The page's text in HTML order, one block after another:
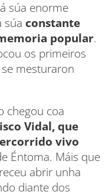
súa enorme
súa constante
popular.
os primeiros
mesturaron
chegou coa
Vidal, que
vivo
Éntoma. Máis que
abrir unha
diante dos